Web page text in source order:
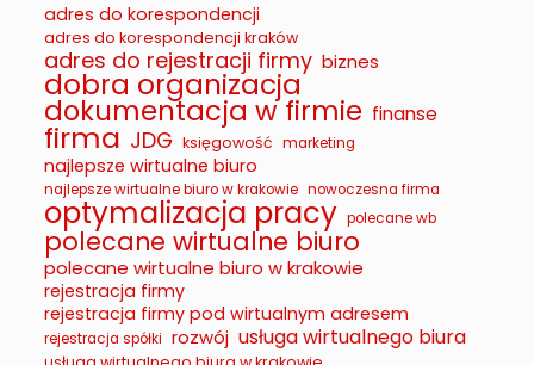
adres do korespondencji
adres do korespondencji kraków
adres do rejestracji firmy biznes
dobra organizacja
dokumentacja w firmie finanse
firma JDG księgowość marketing
najlepsze wirtualne biuro
najlepsze wirtualne biuro w krakowie nowoczesna firma
optymalizacja pracy polecane wb
polecane wirtualne biuro
polecane wirtualne biuro w krakowie
rejestracja firmy
rejestracja firmy pod wirtualnym adresem
rejestracja spółki rozwój usługa wirtualnego biura